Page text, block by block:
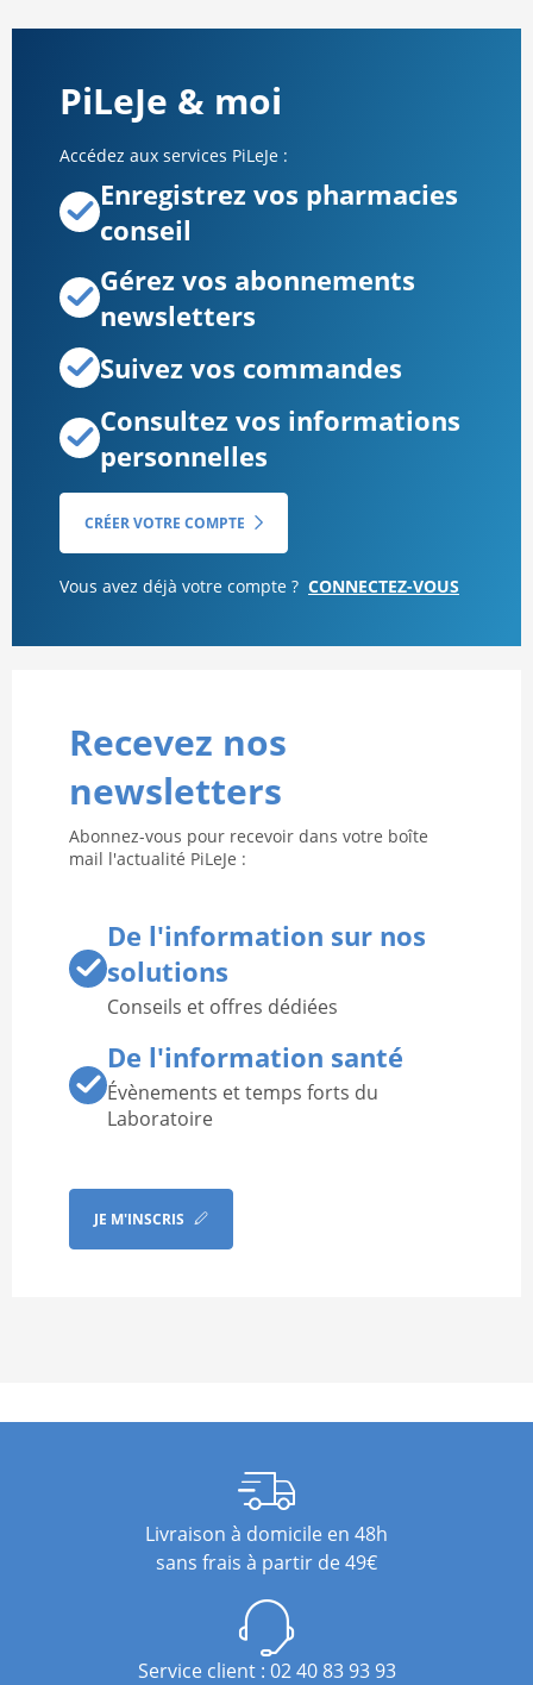
PiLeJe & moi
Accédez aux services PiLeJe :
Enregistrez vos pharmacies
conseil
Gérez vos abonnements
newsletters
Suivez vos commandes
Consultez vos informations
personnelles
CRÉER VOTRE COMPTE
Vous avez déjà votre compte ? CONNECTEZ-VOUS
Recevez nos
newsletters
Abonnez-vous pour recevoir dans votre boîte
mail l'actualité PiLeJe :
De l'information sur nos
solutions
Conseils et offres dédiées
De l'information santé
Évènements et temps forts du
Laboratoire
JE M'INSCRIS
Livraison à domicile en 48h
sans frais à partir de 49€
Service client : 02 40 83 93 93